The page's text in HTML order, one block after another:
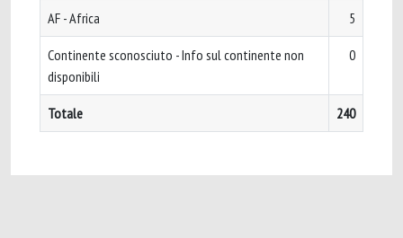
AF - Africa 5
Continente sconosciuto - Info sul continente non
disponibili
0
Totale 240